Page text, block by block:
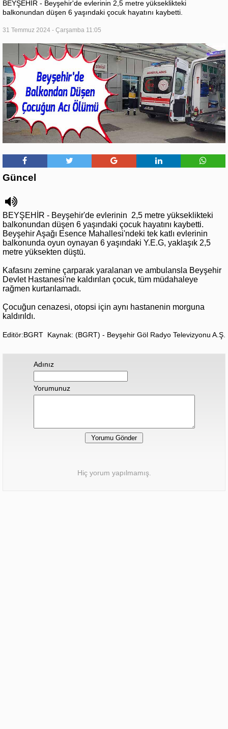
BEYŞEHİR - Beyşehir'de evlerinin 2,5 metre yükseklikteki
balkonundan düşen 6 yaşındaki çocuk hayatını kaybetti.
31 Temmuz 2024 - Çarşamba 11:05
Güncel
BEYŞEHİR - Beyşehir'de evlerinin 2,5 metre yükseklikteki
balkonundan düşen 6 yaşındaki çocuk hayatını kaybetti.
Beyşehir Aşağı Esence Mahallesi'ndeki tek katlı evlerinin
balkonunda oyun oynayan 6 yaşındaki Y.E.G, yaklaşık 2,5
metre yüksekten düştü.
Kafasını zemine çarparak yaralanan ve ambulansla Beyşehir
Devlet Hastanesi'ne kaldırılan çocuk, tüm müdahaleye
rağmen kurtarılamadı.
Çocuğun cenazesi, otopsi için aynı hastanenin morguna
kaldırıldı.
Editör:BGRT Kaynak: (BGRT) - Beyşehir Göl Radyo Televizyonu A.Ş.
Adınız
Yorumunuz
Hiç yorum yapılmamış.